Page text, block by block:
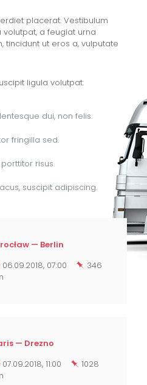
placerat. Vestibulum
a feugiat urna
tincidunt ut eros a, vulputate
ligula volutpat:
dui, non felis.
fringilla sed.
risus.
suscipit adipiscing.
— Berlin
06.09.2018, 07:00
346
— Drezno
07.09.2018, 11:00
1028